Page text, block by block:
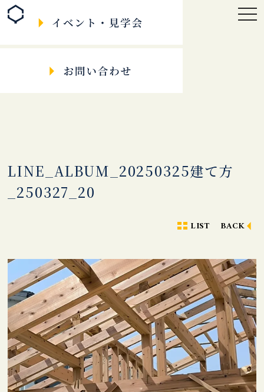
LINE_ALBUM_20250325建て方
_250327_20
LIST BACK